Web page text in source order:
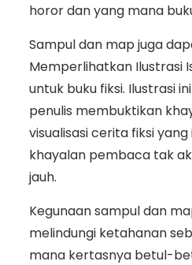
horor dan yang mana
Sampul dan map juga
Memperlihatkan Ilustrasi
untuk buku fiksi. Ilustrasi
penulis membuktikan
visualisasi cerita fiksi
khayalan pembaca tak
jauh.
Kegunaan sampul dan
melindungi ketahanan
mana kertasnya betul-